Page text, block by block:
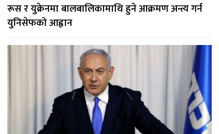
रूस र युक्रेनमा बालबालिकामाथि हुने आक्रमण अन्त्य गर्न
युनिसेफको आह्वान